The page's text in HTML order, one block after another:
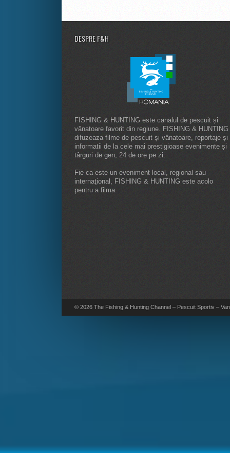
DESPRE F&H
FISHING & HUNTING este canalul de pescuit și
vânatoare favorit din regiune. FISHING & HUNTING
difuzeaza filme de pescuit și vânatoare, reportaje și
informatii de la cele mai prestigioase evenimente și
târguri de gen, 24 de ore pe zi.
Fie ca este un eveniment local, regional sau
internaţional, FISHING & HUNTING este acolo
pentru a filma.
© 2026 The Fishing & Hunting Channel – Pescuit Sportiv –